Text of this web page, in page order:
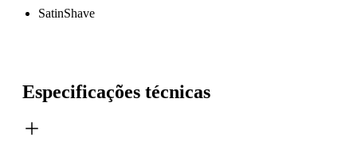
SatinShave
Especificações técnicas